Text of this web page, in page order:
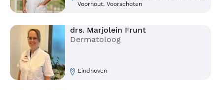
Voorhout, Voorschoten
drs. Marjolein Frunt
Dermatoloog
Eindhoven